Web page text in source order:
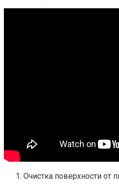
Очистка поверхности от